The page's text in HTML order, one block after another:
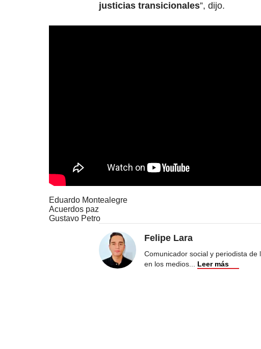
justicias transicionales”, dijo.
Eduardo Montealegre
Acuerdos paz
Gustavo Petro
Felipe Lara
Comunicador social y periodista
en los medios... Leer más